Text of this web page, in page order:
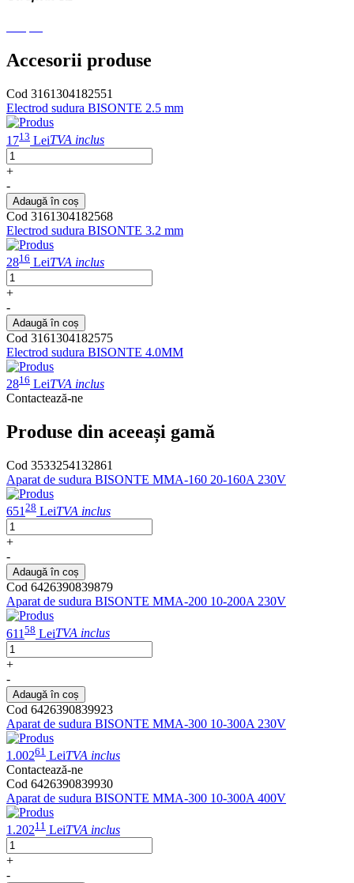
Accesorii produse
Cod 3161304182551
Electrod sudura BISONTE 2.5 mm
1713 LeiTVA inclus
+
-
Adaugă în coș
Cod 3161304182568
Electrod sudura BISONTE 3.2 mm
2816 LeiTVA inclus
+
-
Adaugă în coș
Cod 3161304182575
Electrod sudura BISONTE 4.0MM
2816 LeiTVA inclus
Contactează-ne
Produse din aceeași gamă
Cod 3533254132861
Aparat de sudura BISONTE MMA-160 20-160A 230V
651 28 LeiTVA inclus
+
-
Adaugă în coș
Cod 6426390839879
Aparat de sudura BISONTE MMA-200 10-200A 230V
611 58 LeiTVA inclus
+
-
Adaugă în coș
Cod 6426390839923
Aparat de sudura BISONTE MMA-300 10-300A 230V
1.00261 LeiTVA inclus
Contactează-ne
Cod 6426390839930
Aparat de sudura BISONTE MMA-300 10-300A 400V
1.20211 LeiTVA inclus
+
-